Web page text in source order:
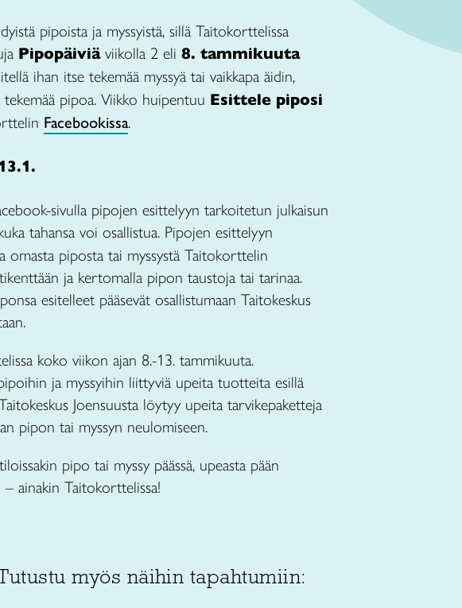
pipoista ja myssyistä, sillä Taitokorttelissa
Pipopäiviä viikolla 2 eli 8. tammikuuta
ihan itse tekemää myssyä tai vaikkapa äidin,
pipoa. Viikko huipentuu Esittele piposi
Facebookissa.
sivulla pipojen esittelyyn tarkoitetun julkaisun
tahansa voi osallistua. Pipojen esittelyyn
omasta piposta tai myssystä Taitokorttelin
ja kertomalla pipon taustoja tai tarinaa.
esitelleet pääsevät osallistumaan Taitokeskus
koko viikon ajan 8.-13. tammikuuta.
ja myssyihin liittyviä upeita tuotteita esillä
Joensuusta löytyy upeita tarvikepaketteja
pipon tai myssyn neulomiseen.
pipo tai myssy päässä, upeasta pään
ainakin Taitokorttelissa!
myös näihin tapahtumiin: